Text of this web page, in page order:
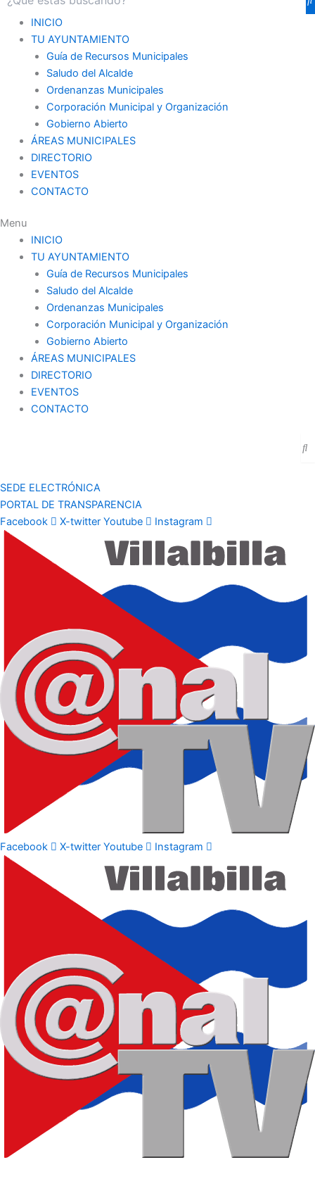
INICIO
TU AYUNTAMIENTO
Guía de Recursos Municipales
Saludo del Alcalde
Ordenanzas Municipales
Corporación Municipal y Organización
Gobierno Abierto
ÁREAS MUNICIPALES
DIRECTORIO
EVENTOS
CONTACTO
Menu
INICIO
TU AYUNTAMIENTO
Guía de Recursos Municipales
Saludo del Alcalde
Ordenanzas Municipales
Corporación Municipal y Organización
Gobierno Abierto
ÁREAS MUNICIPALES
DIRECTORIO
EVENTOS
CONTACTO
SEDE ELECTRÓNICA
PORTAL DE TRANSPARENCIA
Facebook
X-twitter Youtube Instagram
Facebook X-twitter Youtube Instagram